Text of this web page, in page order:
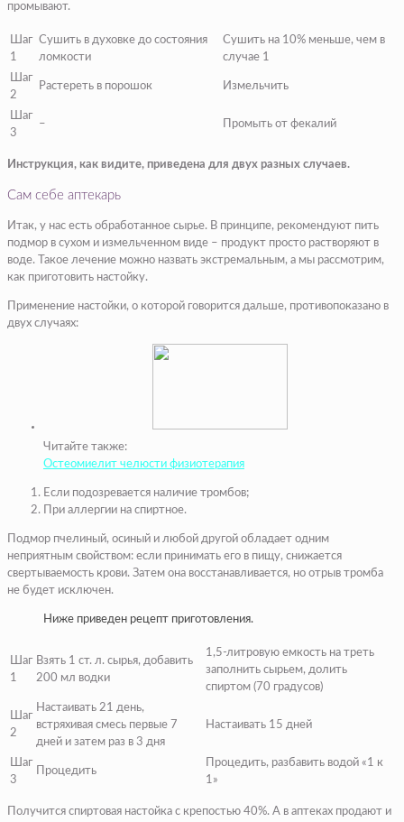
промывают.
Шаг
1
Сушить в духовке до состояния
ломкости
Сушить на 10% меньше, чем в
случае 1
Шаг
2
Растереть в порошок Измельчить
Шаг
3
– Промыть от фекалий
Инструкция, как видите, приведена для двух разных случаев.
Сам себе аптекарь
Итак, у нас есть обработанное сырье. В принципе, рекомендуют пить
подмор в сухом и измельченном виде – продукт просто растворяют в
воде. Такое лечение можно назвать экстремальным, а мы рассмотрим,
как приготовить настойку.
Применение настойки, о которой говорится дальше, противопоказано в
двух случаях:
Читайте также:
Остеомиелит челюсти физиотерапия
Если подозревается наличие тромбов;
При аллергии на спиртное.
Подмор пчелиный, осиный и любой другой обладает одним
неприятным свойством: если принимать его в пищу, снижается
свертываемость крови. Затем она восстанавливается, но отрыв тромба
не будет исключен.
Ниже приведен рецепт приготовления.
Шаг
1
Взять 1 ст. л. сырья, добавить
200 мл водки
1,5-литровую емкость на треть
заполнить сырьем, долить
спиртом (70 градусов)
Шаг
2
Настаивать 21 день,
встряхивая смесь первые 7
дней и затем раз в 3 дня
Настаивать 15 дней
Шаг
3
Процедить
Процедить, разбавить водой «1 к
1»
Получится спиртовая настойка с крепостью 40%. А в аптеках продают и